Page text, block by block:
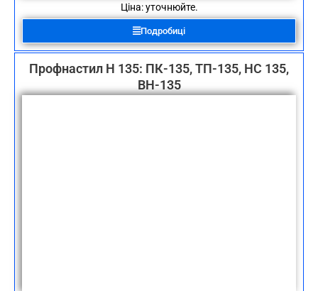
Ціна: уточнюйте.
Подробиці
Профнастил Н 135: ПК-135, ТП-135, НС 135,
ВН-135